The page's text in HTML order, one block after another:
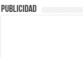
Publicidad